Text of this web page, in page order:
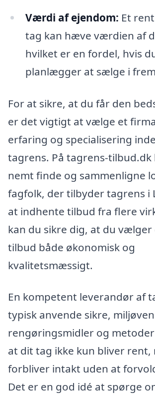
Værdi af ejendom: Et
tag kan hæve værdien af
hvilket er en fordel, hvis
planlægger at sælge i
For at sikre, at du får den
er det vigtigt at vælge et
erfaring og specialisering
tagrens. På tagrens-tilbud.dk
nemt finde og sammenligne
fagfolk, der tilbyder tagrens i
at indhente tilbud fra flere
kan du sikre dig, at du
tilbud både økonomisk og
kvalitetsmæssigt.
En kompetent leverandør af
typisk anvende sikre,
rengøringsmidler og
at dit tag ikke kun bliver rent,
forbliver intakt uden at
Det er en god idé at spørge